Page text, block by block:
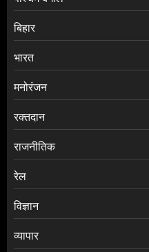
बिहार
भारत
मनोरंजन
रक्तदान
राजनीतिक
रेल
विज्ञान
व्यापार